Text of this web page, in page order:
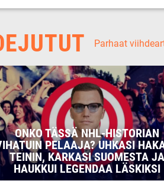
Parhaat
ONKO TÄSSÄ NHL-HISTORIAN
PELAAJA? UHKASI
TEININ, KARKASI SUOMESTA JA
HAUKKUI LEGENDAA LÄSKIKSI